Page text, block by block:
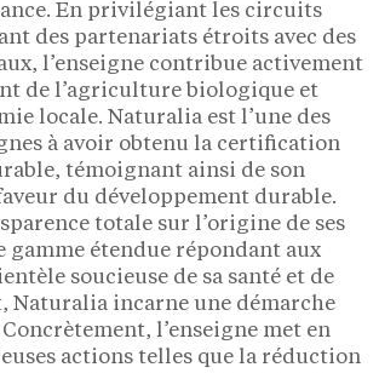
En privilégiant les circuits
des partenariats étroits avec des
l’enseigne contribue activement
de l’agriculture biologique et
locale. Naturalia est l’une des
à avoir obtenu la certification
témoignant ainsi de son
du développement durable.
totale sur l’origine de ses
gamme étendue répondant aux
soucieuse de sa santé et de
Naturalia incarne une démarche
l’enseigne met en
actions telles que la réduction